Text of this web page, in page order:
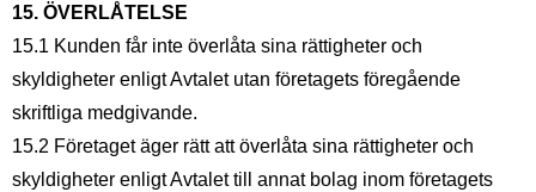
15. ÖVERLÅTELSE
15.1 Kunden får inte överlåta sina rättigheter och
skyldigheter enligt Avtalet utan företagets föregående
skriftliga medgivande.
15.2 Företaget äger rätt att överlåta sina rättigheter och
skyldigheter enligt Avtalet till annat bolag inom företagets